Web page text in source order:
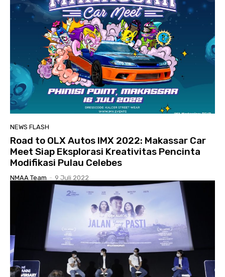
NEWS FLASH
Road to OLX Autos IMX 2022: Makassar Car
Meet Siap Eksplorasi Kreativitas Pencinta
Modifikasi Pulau Celebes
NMAA Team - 9 Juli 2022